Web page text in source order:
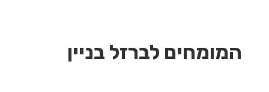
המומחים לברזל בניין